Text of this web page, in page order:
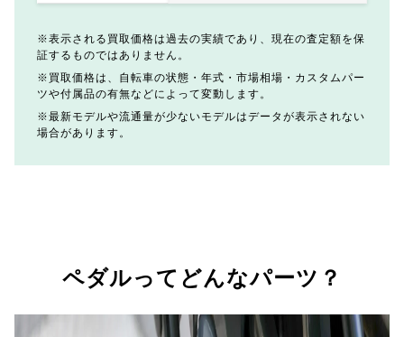
表示される買取価格は過去の実績であり、現在の査定額を保
証するものではありません。
買取価格は、自転車の状態・年式・市場相場・カスタムパー
ツや付属品の有無などによって変動します。
最新モデルや流通量が少ないモデルはデータが表示されない
場合があります。
ペダルってどんなパーツ？